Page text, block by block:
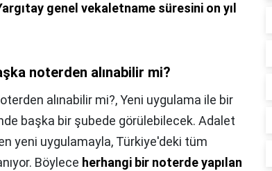
genel vekaletname süresini on yıl
noterden alınabilir mi?
alınabilir mi?,Yeni uygulama ile bir
başka bir şubede görülebilecek. Adalet
yeni uygulamayla, Türkiye'deki tüm
Böylece herhangi bir noterde yapılan